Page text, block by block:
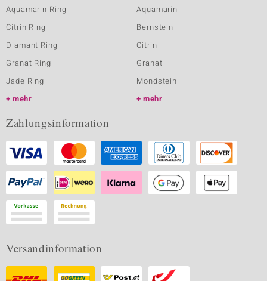
Aquamarin Ring
Citrin Ring
Diamant Ring
Granat Ring
Jade Ring
mehr
Aquamarin
Bernstein
Citrin
Granat
Mondstein
mehr
Zahlungsinformation
Versandinformation